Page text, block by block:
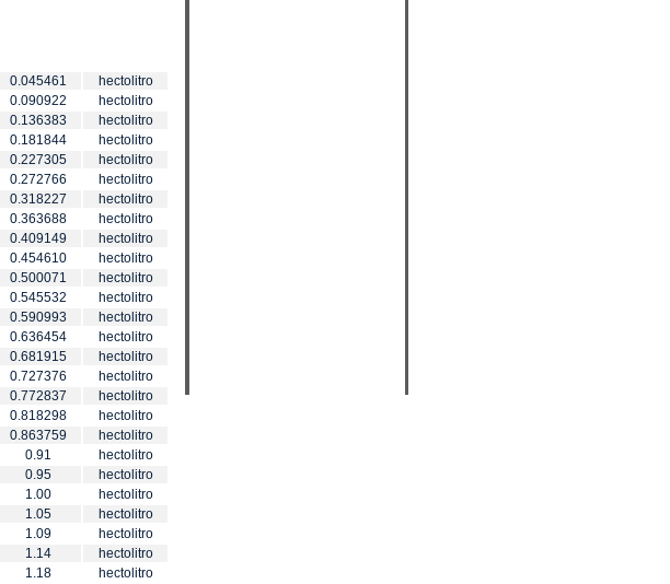
0.045461
hectolitro
0.090922
hectolitro
0.136383
hectolitro
0.181844
hectolitro
0.227305
hectolitro
0.272766
hectolitro
0.318227
hectolitro
0.363688
hectolitro
0.409149
hectolitro
0.454610
hectolitro
0.500071
hectolitro
0.545532
hectolitro
0.590993
hectolitro
0.636454
hectolitro
0.681915
hectolitro
0.727376
hectolitro
0.772837
hectolitro
0.818298
hectolitro
0.863759
hectolitro
0.91
hectolitro
0.95
hectolitro
1.00
hectolitro
1.05
hectolitro
1.09
hectolitro
1.14
hectolitro
1.18
hectolitro